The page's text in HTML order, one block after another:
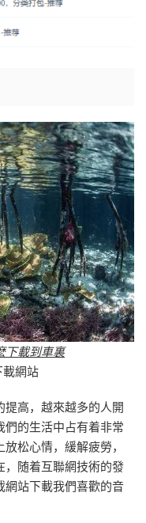
下載到車裏
載網站
高，越來越多的人開
們的生活中占有着非常
松心情，緩解疲勞，
，随着互聯網技術的發
網站下載我們喜歡的音